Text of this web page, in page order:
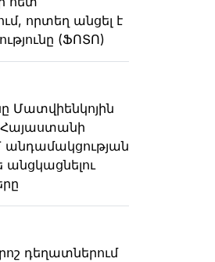
որտեղ անցել է
(ՖՈՏՈ)
Մատվիենկոյին
Հայաստանի
անդամակցության
դեղատներում